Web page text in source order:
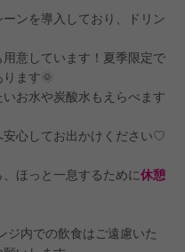
ンを導入しており、ドリン
意しています！夏季限定で
ります🌞
お水や炭酸水もえらべます
安心してお出かけください♡
ほっと一息するために休憩
ジ内での飲食はご遠慮いた